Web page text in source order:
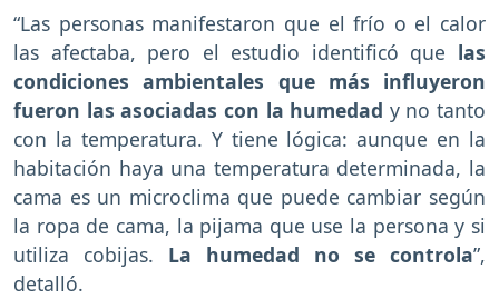
“Las personas manifestaron que el frío o el calor
las afectaba, pero el estudio identificó que las
condiciones ambientales que más influyeron
fueron las asociadas con la humedad y no tanto
con la temperatura. Y tiene lógica: aunque en la
habitación haya una temperatura determinada, la
cama es un microclima que puede cambiar según
la ropa de cama, la pijama que use la persona y si
utiliza cobijas. La humedad no se controla”,
detalló.